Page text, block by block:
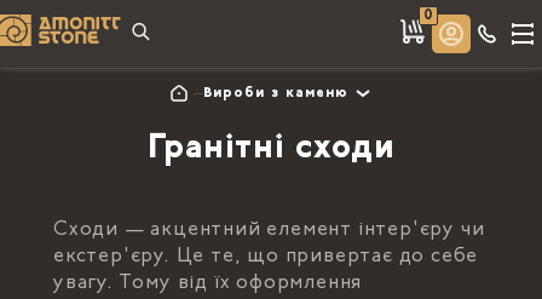
0
Вироби з каменю
Гранітні сходи
Сходи — акцентний елемент інтер'єру чи
екстер'єру. Це те, що привертає до себе
увагу. Тому від їх оформлення